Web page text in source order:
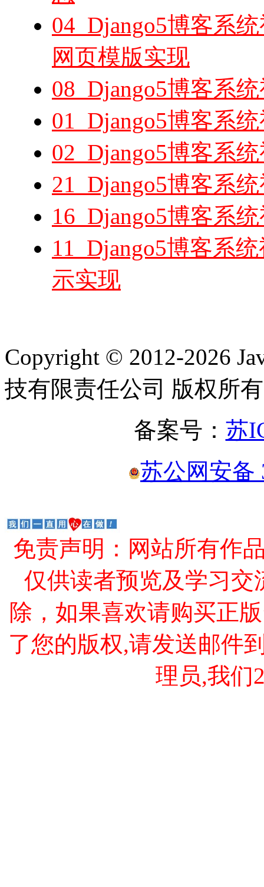
04_Django5博客系
网页模版实现
08_Django5博客系
01_Django5博客系
02_Django5博客系
21_Django5博客系
16_Django5博客系
11_Django5博客系
示实现
Copyright © 2012-2026
技有限责任公司 版权所有
备案号： 苏
苏公网安备
免责声明：网站所有作
仅供读者预览及学习交
除，如果喜欢请购买正
了您的版权,请发送邮件
理员,我们